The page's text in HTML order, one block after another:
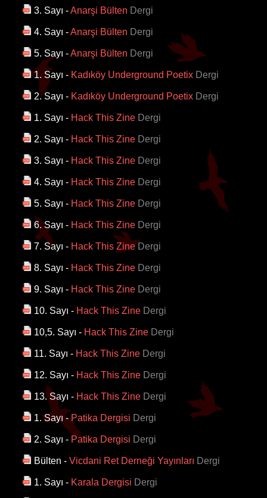
3. Sayı -Anarşi Bülten Dergi
4. Sayı -Anarşi Bülten Dergi
5. Sayı -Anarşi Bülten Dergi
1. Sayı - Kadıköy Underground Poetix Dergi
2. Sayı - Kadıköy Underground Poetix Dergi
1. Sayı - Hack This Zine Dergi
2. Sayı - Hack This Zine Dergi
3. Sayı - Hack This Zine Dergi
4. Sayı - Hack This Zine Dergi
5. Sayı - Hack This Zine Dergi
6. Sayı - Hack This Zine Dergi
7. Sayı - Hack This ZineDergi
8. Sayı - Hack This Zine Dergi
9. Sayı - Hack This Zine Dergi
10. Sayı - Hack This Zine Dergi
10,5. Sayı - Hack This Zine Dergi
11. Sayı - Hack This Zine Dergi
12. Sayı - Hack This Zine Dergi
13. Sayı - Hack This Zine Dergi
1. Sayı -Patika Dergisi Dergi
2. Sayı - Patika Dergisi Dergi
Bülten - Vicdani Ret Derneği Yayınları Dergi
1. Sayı - Karala Dergisi Dergi